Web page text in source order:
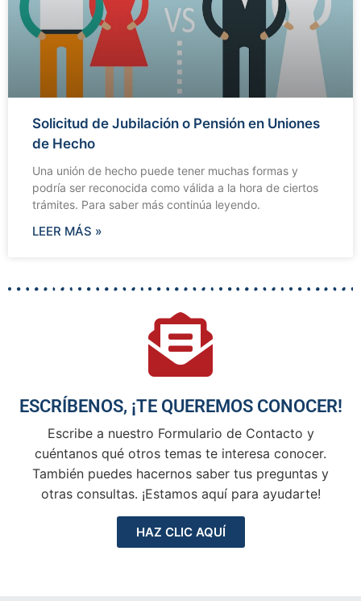
Solicitud de Jubilación o Pensión en Uniones
de Hecho
Una unión de hecho puede tener muchas formas y
podría ser reconocida como válida a la hora de ciertos
trámites. Para saber más continúa leyendo.
LEER MÁS »
ESCRÍBENOS, ¡TE QUEREMOS CONOCER!
Escribe a nuestro Formulario de Contacto y
cuéntanos qué otros temas te interesa conocer.
También puedes hacernos saber tus preguntas y
otras consultas. ¡Estamos aquí para ayudarte!
HAZ CLIC AQUÍ